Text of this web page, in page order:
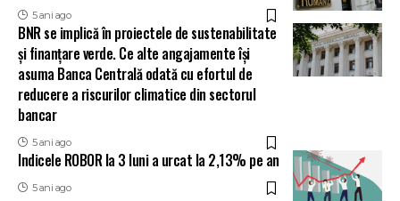
5 ani ago
BNR se implică în proiectele de sustenabilitate
și finanțare verde. Ce alte angajamente își
asuma Banca Centrală odată cu efortul de
reducere a riscurilor climatice din sectorul
bancar
5 ani ago
Indicele ROBOR la 3 luni a urcat la 2,13% pe an
5 ani ago